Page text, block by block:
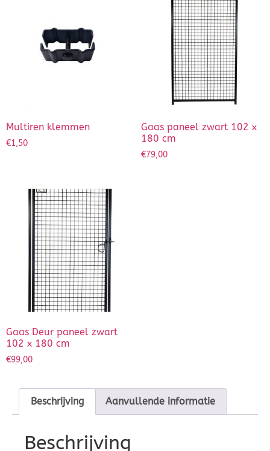
Multiren klemmen
€1,50
Gaas paneel zwart 102 x
180 cm
€79,00
Gaas Deur paneel zwart
102 x 180 cm
€99,00
Beschrijving Aanvullende informatie
Beschrijving